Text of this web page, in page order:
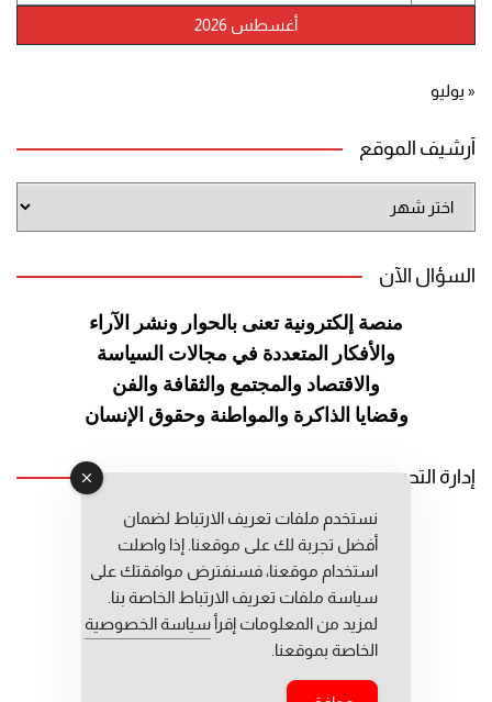
أغسطس 2026
« يوليو
أرشيف الموقع
الموقع
السؤال الآن
منصة إلكترونية تعنى بالحوار ونشر الآراء
والأفكار المتعددة في مجالات السياسة
والاقتصاد والمجتمع والثقافة والفن
وقضايا الذاكرة والمواطنة وحقوق الإنسان
إدارة التحرير
رئيس التحرير: عبد الرحيم التوراني
رئيس التحرير المساعد: المعطي قبال
مديرة التحرير: فاطمة حوحو
نستخدم ملفات تعريف الارتباط لضمان
أفضل تجربة لك على موقعنا. إذا واصلت
استخدام موقعنا، فسنفترض موافقتك على
سياسة ملفات تعريف الارتباط الخاصة بنا.
لمزيد من المعلومات إقرأ سياسة الخصوصية
الخاصة بموقعنا.